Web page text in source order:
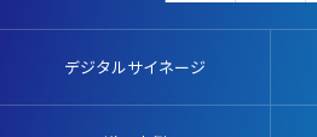
デジタルサイネージ